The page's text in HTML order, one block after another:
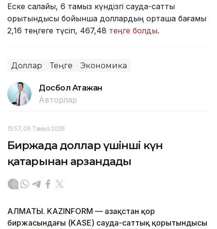
Еске салайық, 6 тамыз күндізгі сауда-саттық
қорытындысы бойынша доллардың орташа бағамы
2,16 теңгеге түсіп, 467,48 теңге болды.
Доллар Теңге Экономика
Досбол Атажан
Авторлар
15:57, 06 Тамыз 2026
Биржада доллар үшінші күн
қатарынан арзандады
АЛМАТЫ. KAZINFORM — Қазақстан қор
биржасындағы (KASE) сауда-саттық қорытындысы